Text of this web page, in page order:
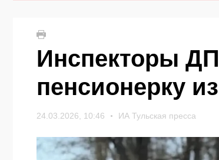
Инспекторы
пенсионерку
24.03.2026, 10:46 ИА Тульская пресса